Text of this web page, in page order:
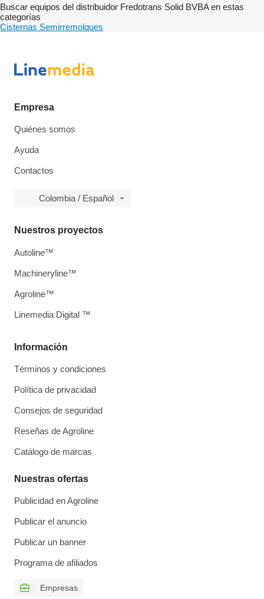
Buscar equipos del distribuidor Fredotrans Solid BVBA en estas
categorías
Cisternas Semirremolques
Empresa
Quiénes somos
Ayuda
Contactos
Colombia / Español
Información
Términos y condiciones
Política de privacidad
Consejos de seguridad
Reseñas de Agroline
Catálogo de marcas
Nuestras ofertas
Publicidad en Agroline
Publicar el anuncio
Publicar un banner
Programa de afiliados
Empresas
Nuestros proyectos
Autoline™
Machineryline™
Agroline™
Linemedia Digital ™